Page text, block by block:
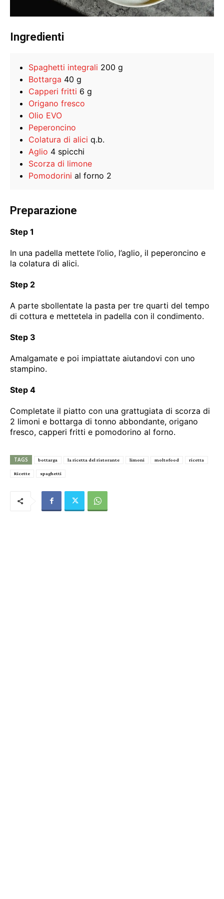
Ingredienti
Spaghetti integrali 200 g
Bottarga 40 g
Capperi fritti 6 g
Origano fresco
Olio EVO
Peperoncino
Colatura di alici q.b.
Aglio 4 spicchi
Scorza di limone
Pomodorini al forno 2
Preparazione
Step 1
In una padella mettete l’olio, l’aglio, il peperoncino e
la colatura di alici.
Step 2
A parte sbollentate la pasta per tre quarti del tempo
di cottura e mettetela in padella con il condimento.
Step 3
Amalgamate e poi impiattate aiutandovi con uno
stampino.
Step 4
Completate il piatto con una grattugiata di scorza di
2 limoni e bottarga di tonno abbondante, origano
fresco, capperi fritti e pomodorino al forno.
TAGS bottarga la ricetta del ristorante limoni moltofood ricetta
Ricette spaghetti